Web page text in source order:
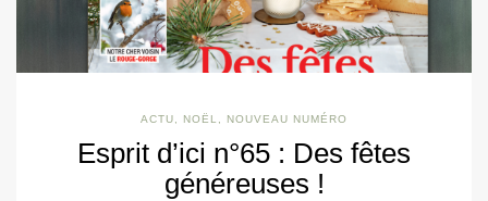
ACTU NOËL NOUVEAU NUMÉRO
Esprit d’ici n°65 : Des fêtes
généreuses !